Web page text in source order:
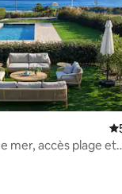
mer, accès plage et